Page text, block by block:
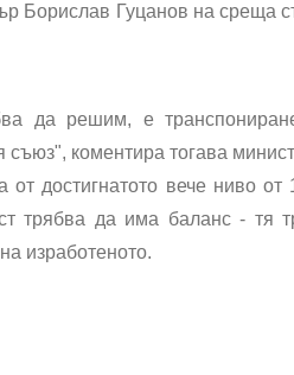
Борислав Гуцанов на среща
да решим, е
коментира тогава
достигнатото вече ниво
трябва да има баланс - тя
изработеното.